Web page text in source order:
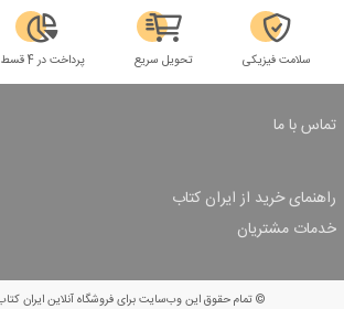
سلامت فیزیکی تحویل سریع پرداخت در 4 قسط
تماس با ما
راهنمای خرید از ایران کتاب
ثبت سفارش
شرایط ارسال سفارش
شیوه پرداخت
تخفیف‌های خرید
خدمات مشتریان
© تمام حقوق این وب‌سایت برای فروشگاه آنلاین ایران